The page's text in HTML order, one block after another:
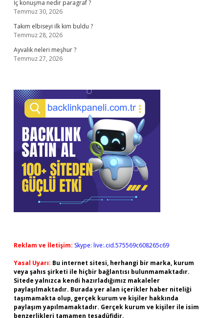
İç konuşma nedir paragraf ?
Temmuz 30, 2026
Takım elbiseyi ilk kim buldu ?
Temmuz 28, 2026
Ayvalık neleri meşhur ?
Temmuz 27, 2026
Reklam ve İletişim: Skype: live:.cid.575569c608265c69
Yasal Uyarı: Bu internet sitesi, herhangi bir marka, kurum
veya şahıs şirketi ile hiçbir bağlantısı bulunmamaktadır.
Sitede yalnızca kendi hazırladığımız makaleler
paylaşılmaktadır. Burada yer alan içerikler haber niteliği
taşımamakta olup, gerçek kurum ve kişiler hakkında
paylaşım yapılmamaktadır. Gerçek kurum ve kişiler ile isim
benzerlikleri tamamen tesadüfidir.